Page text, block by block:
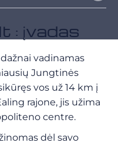
: įvadas
dažnai vadinamas
Jungtinės
vos už 14 km į
rajone, jis užima
centre.
dėl savo